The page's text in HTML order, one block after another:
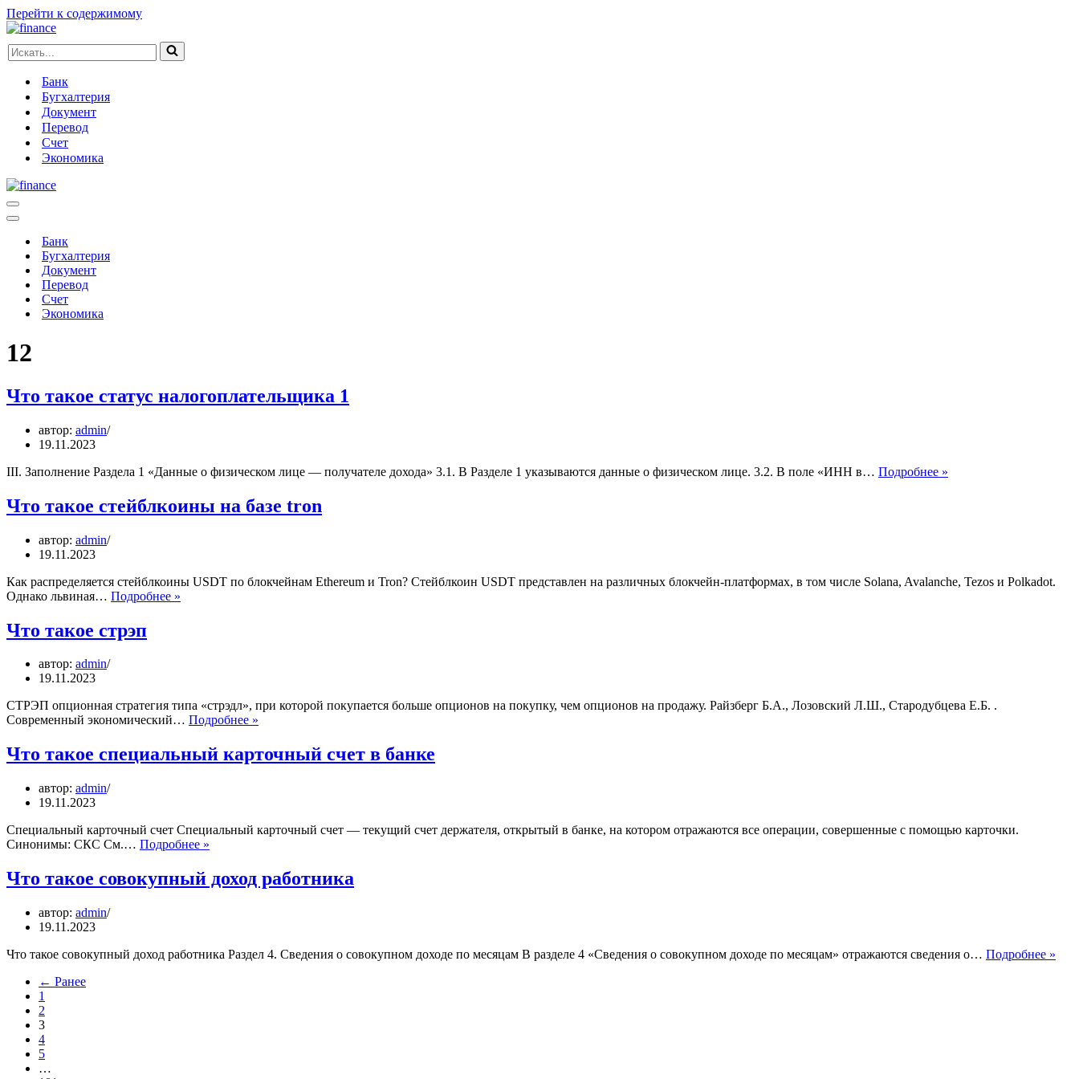
Перейти к содержимому
Искать...
Банк
Бугхалтерия
Документ
Перевод
Счет
Экономика
Меню
навигации
Меню
навигацииБанк
Бугхалтерия
Документ
Перевод
Счет
Экономика
12
Что такое статус налогоплательщика 1
автор: admin
19.11.2023
III. Заполнение Раздела 1 «Данные о физическом лице — получателе дохода» 3.1. В Разделе 1 указываются данные о физическом лице. 3.2. В поле «ИНН в… Подробнее »
Что такое стейблкоины на базе tron
автор: admin
19.11.2023
Как распределяется стейблкоины USDT по блокчейнам Ethereum и Tron? Стейблкоин USDT представлен на различных блокчейн-платформах, в том числе Solana, Avalanche, Tezos и Polkadot.
Однако львиная… Подробнее »
Что такое стрэп
автор: admin
19.11.2023
СТРЭП опционная стратегия типа «стрэдл», при которой покупается больше опционов на покупку, чем опционов на продажу. Райзберг Б.А., Лозовский Л.Ш., Стародубцева Е.Б. .
Современный экономический… Подробнее »
стрэп
Что такое специальный карточный счет в банке
автор: admin
19.11.2023
Специальный карточный счет Специальный карточный счет — текущий счет держателя, открытый в банке, на котором отражаются все операции, совершенные с помощью карточки.
Синонимы: СКС См.… Подробнее »
карточный
Что такое совокупный доход работника
автор: admin
19.11.2023
Что такое совокупный доход работника Раздел 4. Сведения о совокупном доходе по месяцам В разделе 4 «Сведения о совокупном доходе по месяцам» отражаются сведения о… Подробнее »
← Ранее
1
2
3
4
5
…